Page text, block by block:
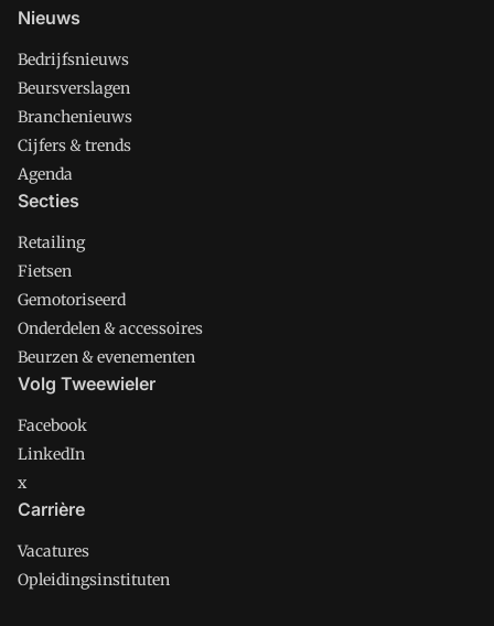
Nieuws
Bedrijfsnieuws
Beursverslagen
Branchenieuws
Cijfers & trends
Agenda
Secties
Retailing
Fietsen
Gemotoriseerd
Onderdelen & accessoires
Beurzen & evenementen
Volg Tweewieler
Facebook
LinkedIn
x
Carrière
Vacatures
Opleidingsinstituten